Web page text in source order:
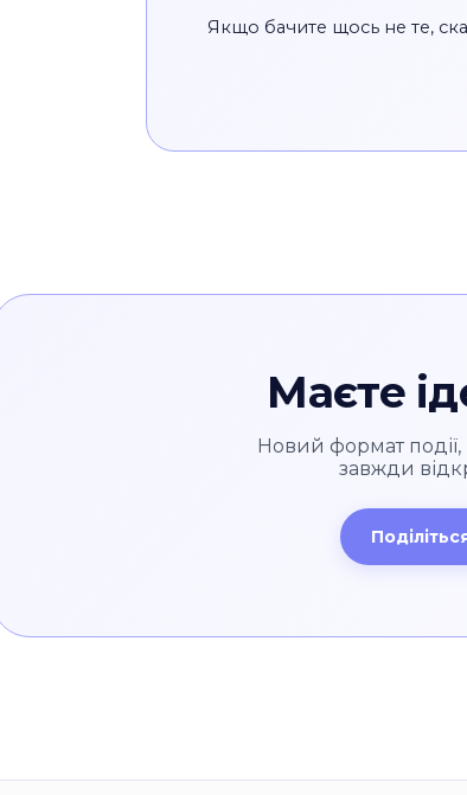
Якщо бачите щось не те,
Маєте
Новий формат
завжди